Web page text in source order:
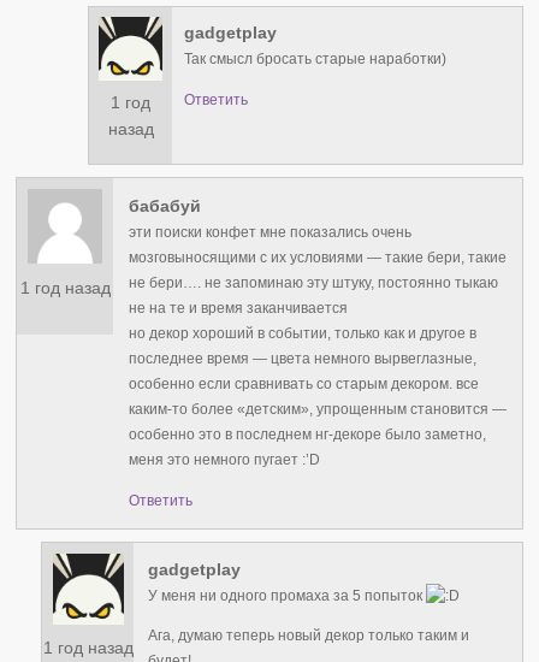
1 год
назад
gadgetplay
Так смысл бросать старые наработки)
Ответить
1 год назад
бабабуй
эти поиски конфет мне показались очень
мозговыносящими с их условиями — такие бери, такие
не бери…. не запоминаю эту штуку, постоянно тыкаю
не на те и время заканчивается
но декор хороший в событии, только как и другое в
последнее время — цвета немного вырвеглазные,
особенно если сравнивать со старым декором. все
каким-то более «детским», упрощенным становится —
особенно это в последнем нг-декоре было заметно,
меня это немного пугает :’D
Ответить
1 год назад
gadgetplay
У меня ни одного промаха за 5 попыток
Ага, думаю теперь новый декор только таким и